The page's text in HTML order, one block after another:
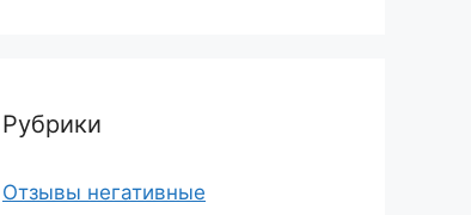
Рубрики
Отзывы негативные